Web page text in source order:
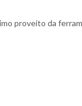
proveito da